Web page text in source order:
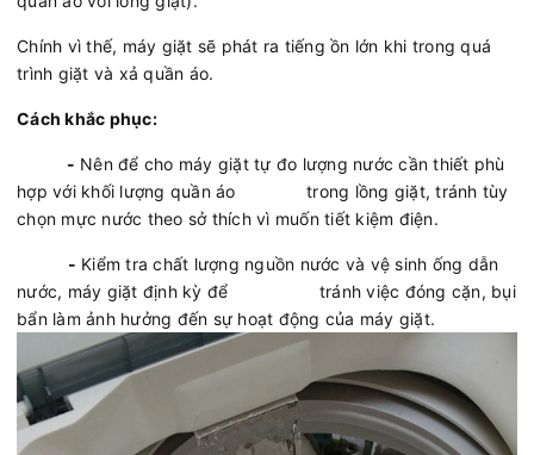
Chính vì thế, máy giặt sẽ phát ra tiếng ồn lớn khi trong quá
trình giặt và xả quần áo.
Cách khắc phục:
- Nên để cho máy giặt tự đo lượng nước cần thiết phù
hợp với khối lượng quần áo trong lồng giặt, tránh tùy
chọn mực nước theo sở thích vì muốn tiết kiệm điện.
- Kiểm tra chất lượng nguồn nước và vệ sinh ống dẫn
nước, máy giặt định kỳ để tránh việc đóng cặn, bụi
bẩn làm ảnh hưởng đến sự hoạt động của máy giặt.